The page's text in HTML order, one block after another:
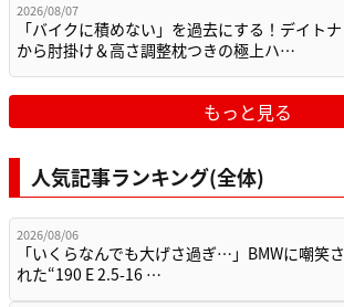
2026/08/07
「バイクに積めない」を過去にする！デイトナ
から肘掛け＆高さ調整枕つきの極上ハ…
もっと見る
人気記事ランキング(全体)
2026/08/06
「いくらなんでも大げさ過ぎ…」BMWに嘲笑さ
れた“190 E 2.5-16 …